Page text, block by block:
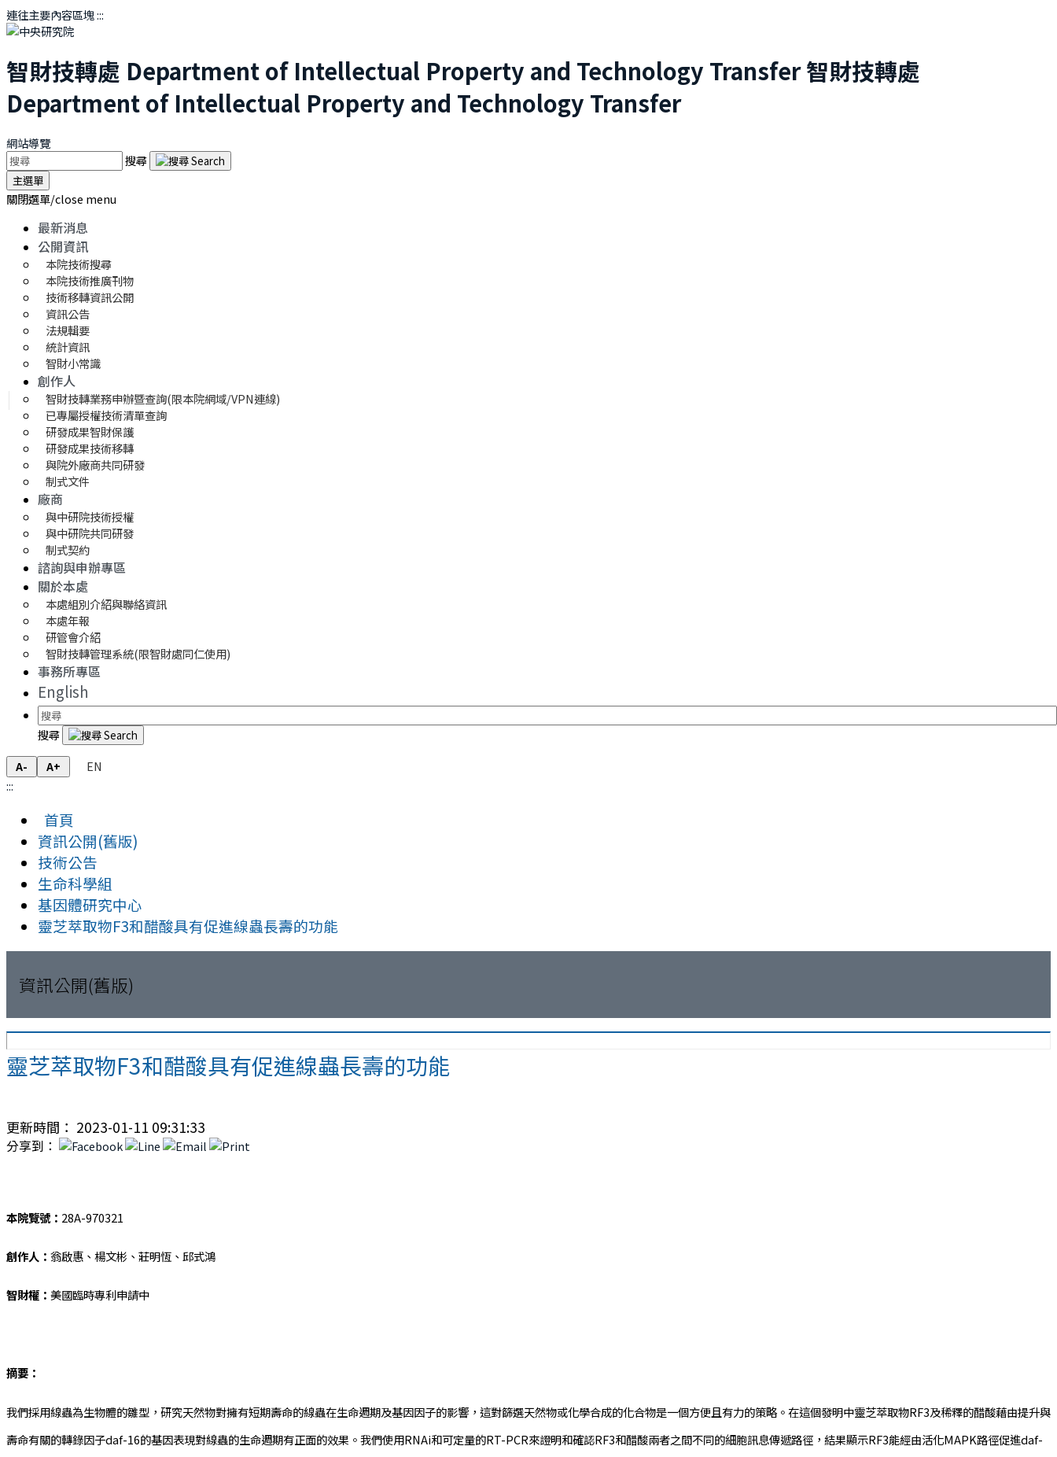
連往主要內容區塊:::
智財技轉處 Department of Intellectual Property and Technology Transfer智財技轉處
Department of Intellectual Property and Technology Transfer
網站導覽
搜尋
主選單
關閉選單/close menu
最新消息
公開資訊
本院技術搜尋
本院技術推廣刊物
技術移轉資訊公開
資訊公告
法規輯要
統計資訊
智財小常識
創作人
智財技轉業務申辦暨查詢(限本院網域/VPN連線)
已專屬授權技術清單查詢
研發成果智財保護
研發成果技術移轉
與院外廠商共同研發
制式文件
廠商
與中研院技術授權
與中研院共同研發
制式契約
諮詢與申辦專區
關於本處
本處組別介紹與聯絡資訊
本處年報
研管會介紹
智財技轉管理系統(限智財處同仁使用)
事務所專區
English
搜尋
A- A+
EN
:::
首頁
資訊公開(舊版)
技術公告
生命科學組
基因體研究中心
靈芝萃取物F3和醋酸具有促進線蟲長壽的功能
資訊公開(舊版)
靈芝萃取物F3和醋酸具有促進線蟲長壽的功能
更新時間： 2023-01-11 09:31:33
分享到：
本院覽號： 28A-970321
創作人： 翁啟惠、楊文彬、莊明恆、邱式鴻
智財權： 美國臨時專利申請中
摘要：
我們採用線蟲為生物體的雛型，研究天然物對擁有短期壽命的線蟲在生命週期及基因因子的影響，這對篩選天然物或化學合成的化合物是一個方便且有力的策略。在這個發明中靈芝萃取物RF3及稀釋的醋酸藉由提升與
壽命有關的轉錄因子daf-16的基因表現對線蟲的生命週期有正面的效果。我們使用RNAi和可定量的RT-PCR來證明和確認RF3和醋酸兩者之間不同的細胞訊息傳遞路徑，結果顯示RF3能經由活化MAPK路徑促進daf-